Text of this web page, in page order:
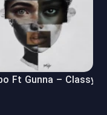
Ft Gunna – Classy Girl